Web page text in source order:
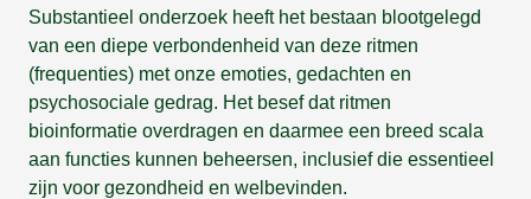
Substantieel onderzoek heeft het bestaan blootgelegd
van een diepe verbondenheid van deze ritmen
(frequenties) met onze emoties, gedachten en
psychosociale gedrag. Het besef dat ritmen
bioinformatie overdragen en daarmee een breed scala
aan functies kunnen beheersen, inclusief die essentieel
zijn voor gezondheid en welbevinden.